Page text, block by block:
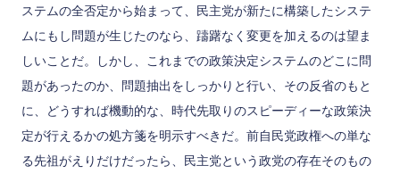
ステムの全否定から始まって、民主党が新たに構築したシステ
ムにもし問題が生じたのなら、躊躇なく変更を加えるのは望ま
しいことだ。しかし、これまでの政策決定システムのどこに問
題があったのか、問題抽出をしっかりと行い、その反省のもと
に、どうすれば機動的な、時代先取りのスピーディーな政策決
定が行えるかの処方箋を明示すべきだ。前自民党政権への単な
る先祖がえりだけだったら、民主党という政党の存在そのもの